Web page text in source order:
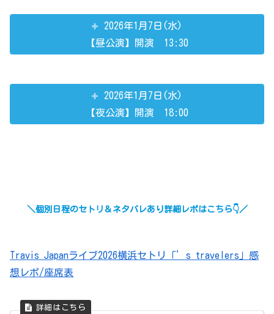
2026年1月7日(水)
【昼公演】開演 13:30
2026年1月7日(水)
【夜公演】開演 18:00
＼個別日程のセトリ＆ネタバレあり詳細レポはこちら👇／
Travis Japanライブ2026横浜セトリ「’s travelers」感
想レポ/座席表